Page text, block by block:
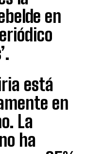
en
está
en
La
ha